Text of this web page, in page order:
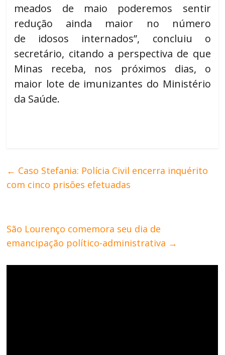
meados de maio poderemos sentir
redução ainda maior no número
de idosos internados”, concluiu o
secretário, citando a perspectiva de que
Minas receba, nos próximos dias, o
maior lote de imunizantes do Ministério
da Saúde.
← Caso Stefania: Polícia Civil encerra inquérito
com cinco prisões efetuadas
São Lourenço comemora seu dia de
emancipação político-administrativa →